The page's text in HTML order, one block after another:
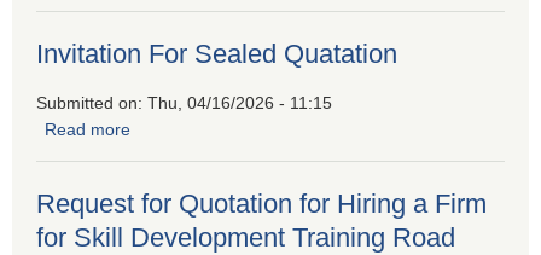
Invitation For Sealed Quatation
Submitted on: Thu, 04/16/2026 - 11:15
Read more
Request for Quotation for Hiring a Firm
for Skill Development Training Road